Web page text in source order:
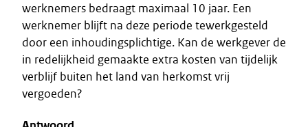
werknemers bedraagt maximaal 10 jaar. Een
werknemer blijft na deze periode tewerkgesteld
door een inhoudingsplichtige. Kan de werkgever de
in redelijkheid gemaakte extra kosten van tijdelijk
verblijf buiten het land van herkomst vrij
vergoeden?